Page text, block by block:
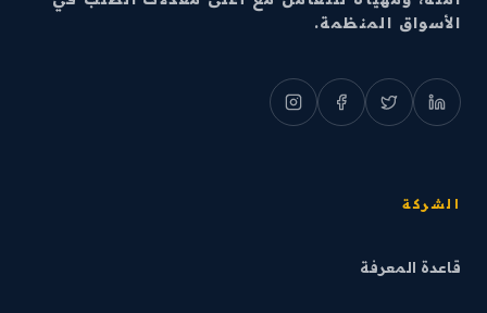
الأسواق المنظمة.
الشركة
قاعدة المعرفة